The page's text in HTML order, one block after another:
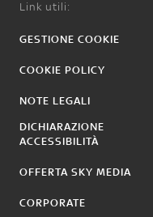
Link utili:
GESTIONE COOKIE
COOKIE POLICY
NOTE LEGALI
DICHIARAZIONE
ACCESSIBILITÀ
OFFERTA SKY MEDIA
CORPORATE